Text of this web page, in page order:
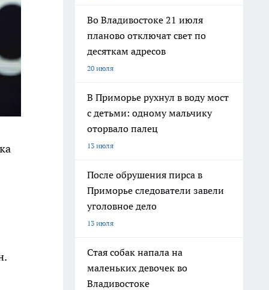
Во Владивостоке 21 июля
планово отключат свет по
десяткам адресов
20 июля
В Приморье рухнул в воду мост
с детьми: одному мальчику
оторвало палец
13 июля
После обрушения пирса в
Приморье следователи завели
уголовное дело
13 июля
Стая собак напала на
маленьких девочек во
Владивостоке